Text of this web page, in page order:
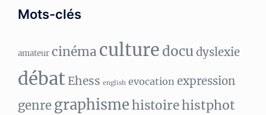
Mots-clés
amateur cinémaculture docudyslexie
débat Ehess english evocation expression
genregraphismehistoirehistphot